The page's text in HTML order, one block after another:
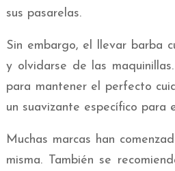
sus pasarelas.
Sin embargo, el llevar barba
y olvidarse de las
para mantener el perfecto
un suavizante específico para
Muchas marcas han
misma. También se